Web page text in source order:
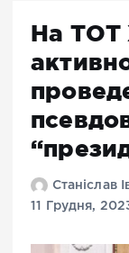
На ТОТ
Станіслав
11 Грудня,